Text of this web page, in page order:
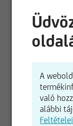
155,00 EUR
160,00 EUR
165,00 EUR
A
való
alábbi